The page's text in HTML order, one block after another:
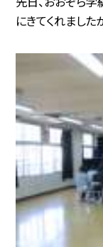
にきてくれました